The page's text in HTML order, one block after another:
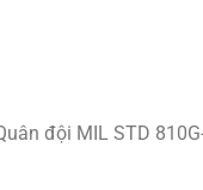
đội MIL STD